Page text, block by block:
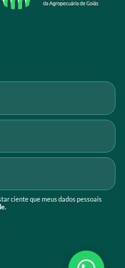
ciente que meus dados pessoais